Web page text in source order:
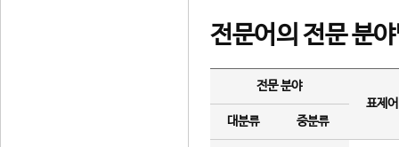
전문어의 전문 분
전문 분야
표제
대분류
중분류